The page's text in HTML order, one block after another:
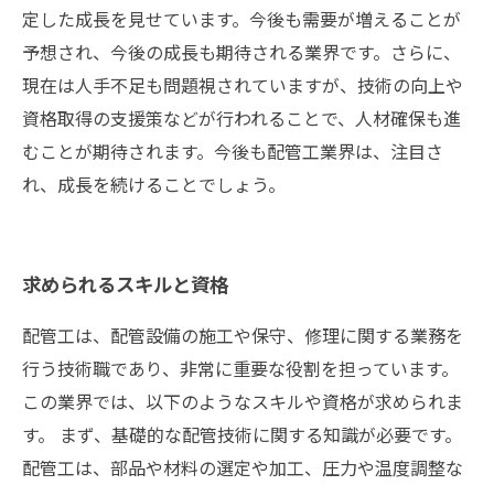
定した成長を見せています。今後も需要が増えることが
予想され、今後の成長も期待される業界です。さらに、
現在は人手不足も問題視されていますが、技術の向上や
資格取得の支援策などが行われることで、人材確保も進
むことが期待されます。今後も配管工業界は、注目さ
れ、成長を続けることでしょう。
求められるスキルと資格
配管工は、配管設備の施工や保守、修理に関する業務を
行う技術職であり、非常に重要な役割を担っています。
この業界では、以下のようなスキルや資格が求められま
す。 まず、基礎的な配管技術に関する知識が必要です。
配管工は、部品や材料の選定や加工、圧力や温度調整な